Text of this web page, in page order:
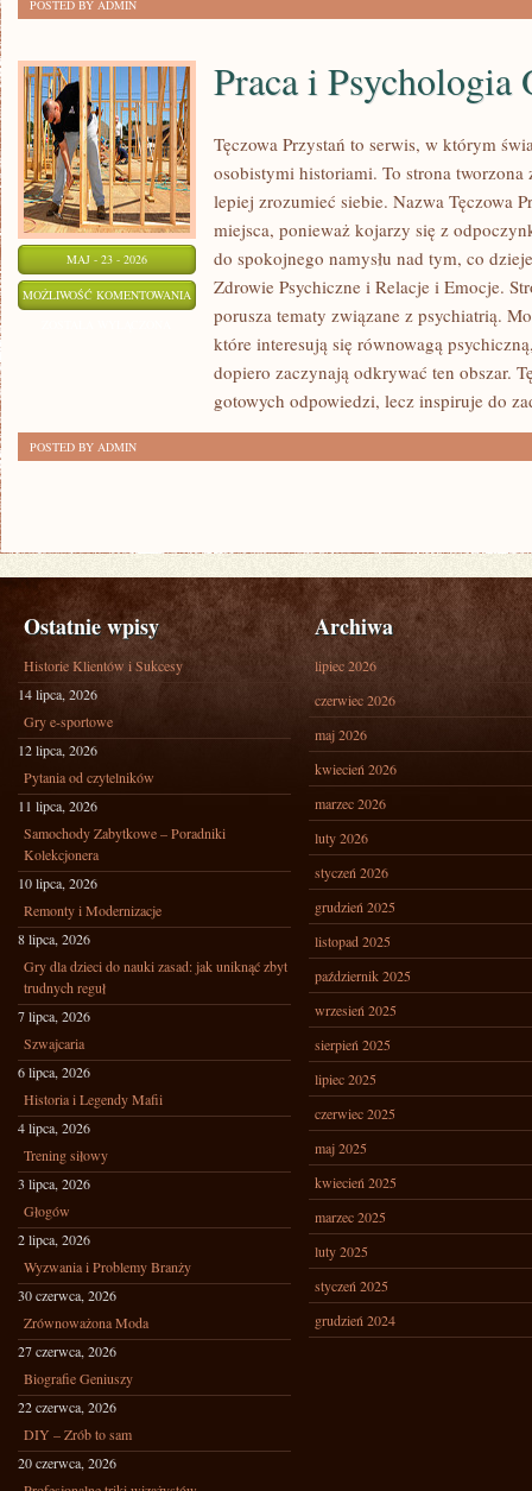
POSTED BY ADMIN
MAJ - 23 - 2026
MOŻLIWOŚĆ KOMENTOWANIA PRACA
PSYCHOLOGIA
ORGANIZACJI
Praca i Psychologia
Tęczowa Przystań to serwis, w którym
osobistymi historiami. To strona tworzona
lepiej zrozumieć siebie. Nazwa Tęczowa
miejsca, ponieważ kojarzy się z
do spokojnego namysłu nad tym, co
Zdrowie Psychiczne i Relacje i Emocje.
porusza tematy związane z psychiatrią.
które interesują się równowagą
dopiero zaczynają odkrywać ten obszar.
gotowych odpowiedzi, lecz inspiruje do
POSTED BY ADMIN
Ostatnie wpisy
Historie Klientów i Sukcesy
14 lipca, 2026
Gry e-sportowe
12 lipca, 2026
Pytania od czytelników
11 lipca, 2026
Samochody Zabytkowe – Poradniki
Kolekcjonera
10 lipca, 2026
Remonty i Modernizacje
8 lipca, 2026
Gry dla dzieci do nauki zasad: jak uniknąć zbyt
trudnych reguł
7 lipca, 2026
Szwajcaria
6 lipca, 2026
Historia i Legendy Mafii
4 lipca, 2026
Trening siłowy
3 lipca, 2026
Głogów
2 lipca, 2026
Wyzwania i Problemy Branży
30 czerwca, 2026
Zrównoważona Moda
27 czerwca, 2026
Biografie Geniuszy
22 czerwca, 2026
DIY – Zrób to sam
20 czerwca, 2026
Archiwa
lipiec 2026
czerwiec 2026
maj 2026
kwiecień 2026
marzec 2026
luty 2026
styczeń 2026
grudzień 2025
listopad 2025
październik 2025
wrzesień 2025
sierpień 2025
lipiec 2025
czerwiec 2025
maj 2025
kwiecień 2025
marzec 2025
luty 2025
styczeń 2025
grudzień 2024